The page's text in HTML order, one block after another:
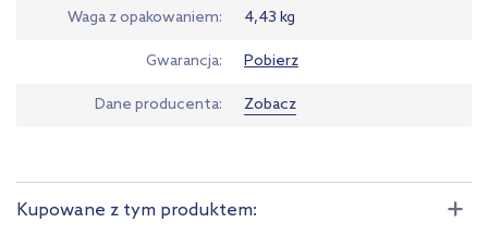
Waga z opakowaniem 4,43 kg
Gwarancja Pobierz
Dane producenta Zobacz
Kupowane z tym produktem: